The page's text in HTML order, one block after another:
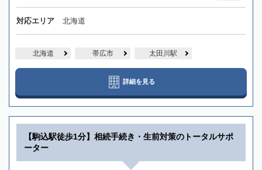
対応エリア 北海道
北海道 帯広市 太田川駅
詳細を見る
【駒込駅徒歩1分】相続手続き・生前対策のトータルサポ
ーター